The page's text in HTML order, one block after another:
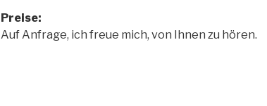
Preise:
Auf Anfrage, ich freue mich, von Ihnen zu hören.